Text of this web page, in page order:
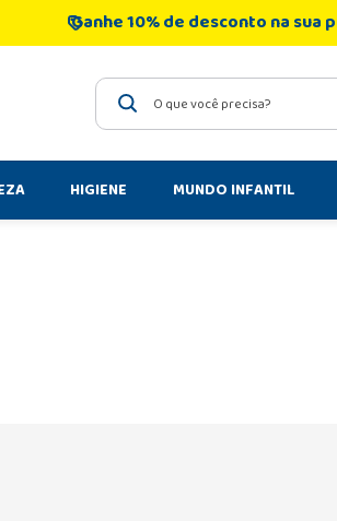
Ganhe 10% de desconto na sua
O que você precisa?
HIGIENE MUNDO INFANTIL